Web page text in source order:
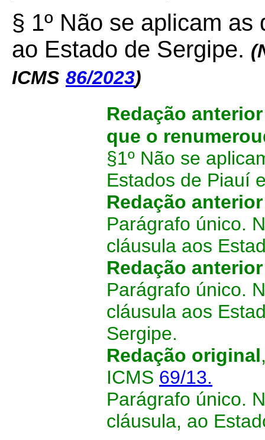
§ 1º Não se aplicam
ao Estado de Sergipe.
ICMS 86/2023)
Redação
que o
§1º Não se
Estados de Piauí
Redação
Parágrafo único.
cláusula aos
Redação
Parágrafo único.
cláusula aos
Sergipe.
Redação original
ICMS 69/13.
Parágrafo único.
cláusula, ao